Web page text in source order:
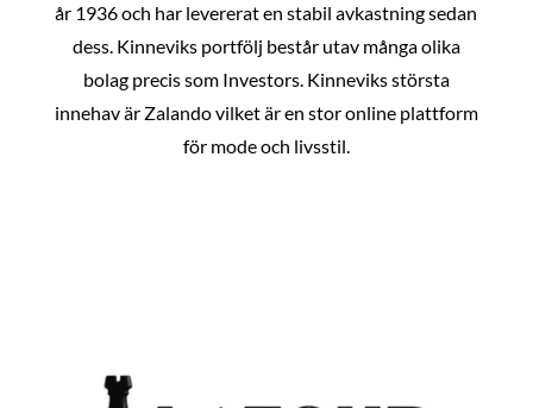
år 1936 och har levererat en stabil avkastning sedan
dess. Kinneviks portfölj består utav många olika
bolag precis som Investors. Kinneviks största
innehav är Zalando vilket är en stor online plattform
för mode och livsstil.